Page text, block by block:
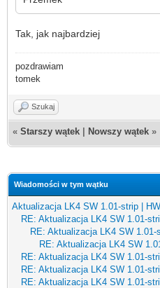
Tak, jak najbardziej
pozdrawiam
tomek
Szukaj
« Starszy wątek Nowszy wątek »
Wiadomości w tym wątku
Aktualizacja LK4 SW 1.01-strip |
RE: Aktualizacja LK4 SW 1.01-
RE: Aktualizacja LK4 SW
RE: Aktualizacja LK4 SW
RE: Aktualizacja LK4 SW 1.01-
RE: Aktualizacja LK4 SW 1.01-
RE: Aktualizacja LK4 SW 1.01-